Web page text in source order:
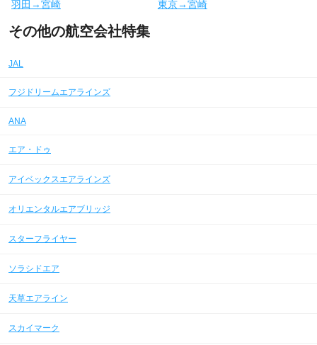
羽田→宮崎 東京→宮崎
その他の航空会社特集
JAL
フジドリームエアラインズ
ANA
エア・ドゥ
アイベックスエアラインズ
オリエンタルエアブリッジ
スターフライヤー
ソラシドエア
天草エアライン
スカイマーク